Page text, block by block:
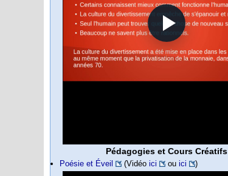
Pédagogies et Cours Créatifs
Poésie et Éveil (Vidéo ici ou ici )